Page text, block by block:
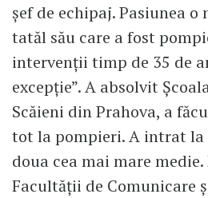
șef de echipaj. Pasiunea o
tatăl său care a fost
intervenții timp de 35 de
excepție”. A absolvit
Scăieni din Prahova, a
tot la pompieri. A intrat la
doua cea mai mare
Facultății de Comunicare